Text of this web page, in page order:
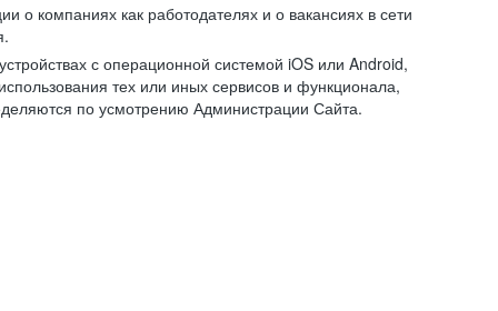
о компаниях как работодателях и о вакансиях в сети
с операционной системой iOS или Android,
тех или иных сервисов и функционала,
по усмотрению Администрации Сайта.